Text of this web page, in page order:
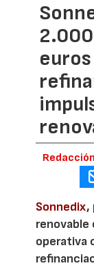
Sonnedix,
renovable
operativa